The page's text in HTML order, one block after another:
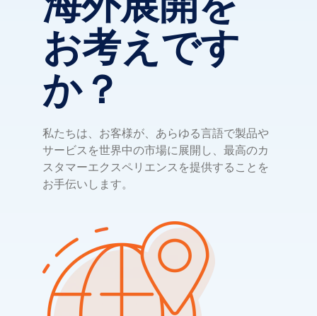
お考えです
か？
私たちは、お客様が、あらゆる言語で製品や
サービスを世界中の市場に展開し、最高のカ
スタマーエクスペリエンスを提供することを
お手伝いします。